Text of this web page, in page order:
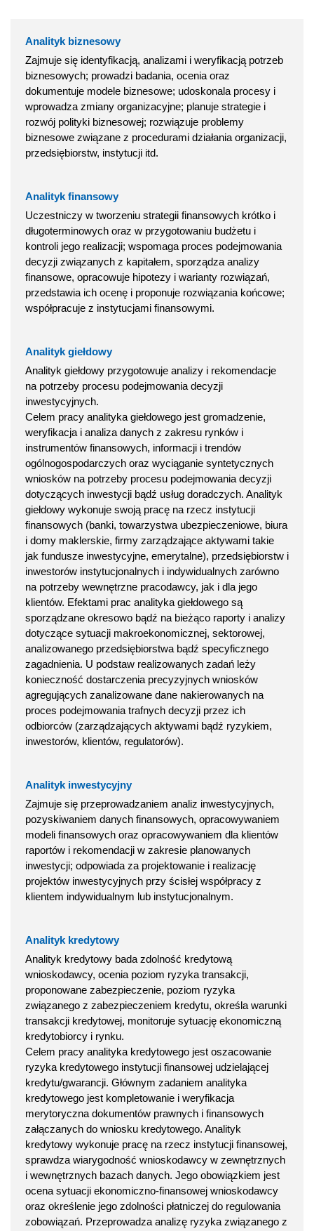
Analityk biznesowy
Zajmuje się identyfikacją, analizami i weryfikacją potrzeb
biznesowych; prowadzi badania, ocenia oraz
dokumentuje modele biznesowe; udoskonala procesy i
wprowadza zmiany organizacyjne; planuje strategie i
rozwój polityki biznesowej; rozwiązuje problemy
biznesowe związane z procedurami działania organizacji,
przedsiębiorstw, instytucji itd.
Analityk finansowy
Uczestniczy w tworzeniu strategii finansowych krótko i
długoterminowych oraz w przygotowaniu budżetu i
kontroli jego realizacji; wspomaga proces podejmowania
decyzji związanych z kapitałem, sporządza analizy
finansowe, opracowuje hipotezy i warianty rozwiązań,
przedstawia ich ocenę i proponuje rozwiązania końcowe;
współpracuje z instytucjami finansowymi.
Analityk giełdowy
Analityk giełdowy przygotowuje analizy i rekomendacje
na potrzeby procesu podejmowania decyzji
inwestycyjnych.
Celem pracy analityka giełdowego jest gromadzenie,
weryfikacja i analiza danych z zakresu rynków i
instrumentów finansowych, informacji i trendów
ogólnogospodarczych oraz wyciąganie syntetycznych
wniosków na potrzeby procesu podejmowania decyzji
dotyczących inwestycji bądź usług doradczych. Analityk
giełdowy wykonuje swoją pracę na rzecz instytucji
finansowych (banki, towarzystwa ubezpieczeniowe, biura
i domy maklerskie, firmy zarządzające aktywami takie
jak fundusze inwestycyjne, emerytalne), przedsiębiorstw i
inwestorów instytucjonalnych i indywidualnych zarówno
na potrzeby wewnętrzne pracodawcy, jak i dla jego
klientów. Efektami prac analityka giełdowego są
sporządzane okresowo bądź na bieżąco raporty i analizy
dotyczące sytuacji makroekonomicznej, sektorowej,
analizowanego przedsiębiorstwa bądź specyficznego
zagadnienia. U podstaw realizowanych zadań leży
konieczność dostarczenia precyzyjnych wniosków
agregujących zanalizowane dane nakierowanych na
proces podejmowania trafnych decyzji przez ich
odbiorców (zarządzających aktywami bądź ryzykiem,
inwestorów, klientów, regulatorów).
Analityk inwestycyjny
Zajmuje się przeprowadzaniem analiz inwestycyjnych,
pozyskiwaniem danych finansowych, opracowywaniem
modeli finansowych oraz opracowywaniem dla klientów
raportów i rekomendacji w zakresie planowanych
inwestycji; odpowiada za projektowanie i realizację
projektów inwestycyjnych przy ścisłej współpracy z
klientem indywidualnym lub instytucjonalnym.
Analityk kredytowy
Analityk kredytowy bada zdolność kredytową
wnioskodawcy, ocenia poziom ryzyka transakcji,
proponowane zabezpieczenie, poziom ryzyka
związanego z zabezpieczeniem kredytu, określa warunki
transakcji kredytowej, monitoruje sytuację ekonomiczną
kredytobiorcy i rynku.
Celem pracy analityka kredytowego jest oszacowanie
ryzyka kredytowego instytucji finansowej udzielającej
kredytu/gwarancji. Głównym zadaniem analityka
kredytowego jest kompletowanie i weryfikacja
merytoryczna dokumentów prawnych i finansowych
załączanych do wniosku kredytowego. Analityk
kredytowy wykonuje pracę na rzecz instytucji finansowej,
sprawdza wiarygodność wnioskodawcy w zewnętrznych
i wewnętrznych bazach danych. Jego obowiązkiem jest
ocena sytuacji ekonomiczno-finansowej wnioskodawcy
oraz określenie jego zdolności płatniczej do regulowania
zobowiązań. Przeprowadza analizę ryzyka związanego z